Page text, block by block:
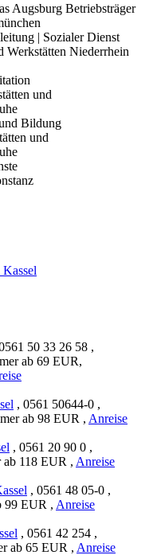
Augsburg Betriebsträger
| Sozialer Dienst
Werkstätten Niederrhein
und
Bildung
und
50 33 26 58 ,
ab 69 EUR,
, 0561 50644-0 ,
ab 98 EUR , Anreise
, 0561 20 90 0 ,
118 EUR , Anreise
, 0561 48 05-0 ,
99 EUR , Anreise
, 0561 42 254 ,
ab 65 EUR , Anreise